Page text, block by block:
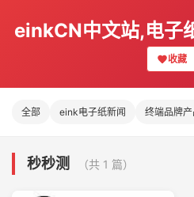
einkCN中文站,电子
收藏
全部 eink电子纸新闻 终端品牌产
秒秒测 （共 1 篇）